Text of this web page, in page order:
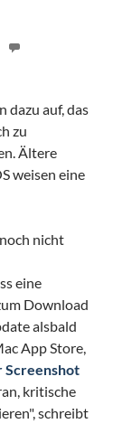
dazu auf, das
zu
Ältere
weisen eine
nicht
eine
Download
alsbald
App Store,
kritische
schreibt